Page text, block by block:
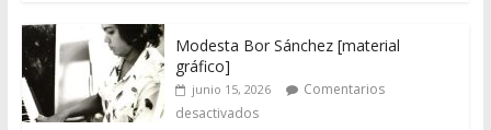
Modesta Bor Sánchez [material
gráfico]
junio 15, 2026
Comentarios
desactivados